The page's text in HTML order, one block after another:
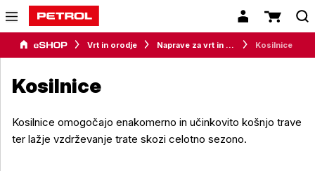
Vrt in orodje Naprave za vrt in okolico Kosilnice
Kosilnice
Kosilnice omogočajo enakomerno in učinkovito košnjo trave
ter lažje vzdrževanje trate skozi celotno sezono.